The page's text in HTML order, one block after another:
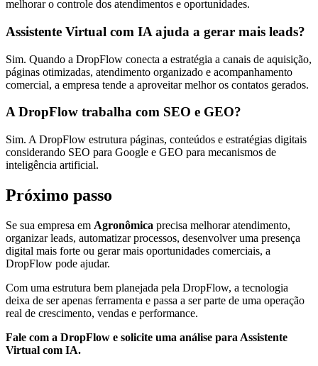
melhorar o controle dos atendimentos e oportunidades.
Assistente Virtual com IA ajuda a gerar mais leads?
Sim. Quando a DropFlow conecta a estratégia a canais de aquisição,
páginas otimizadas, atendimento organizado e acompanhamento
comercial, a empresa tende a aproveitar melhor os contatos gerados.
A DropFlow trabalha com SEO e GEO?
Sim. A DropFlow estrutura páginas, conteúdos e estratégias digitais
considerando SEO para Google e GEO para mecanismos de
inteligência artificial.
Próximo passo
Se sua empresa em Agronômica precisa melhorar atendimento,
organizar leads, automatizar processos, desenvolver uma presença
digital mais forte ou gerar mais oportunidades comerciais, a
DropFlow pode ajudar.
Com uma estrutura bem planejada pela DropFlow, a tecnologia
deixa de ser apenas ferramenta e passa a ser parte de uma operação
real de crescimento, vendas e performance.
Fale com a DropFlow e solicite uma análise para Assistente
Virtual com IA.